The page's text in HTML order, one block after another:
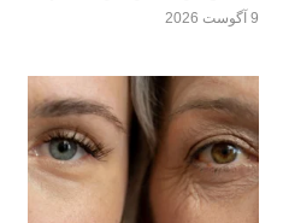
9 آگوست 2026